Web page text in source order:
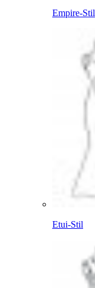
Empire-Stil
Etui-Stil